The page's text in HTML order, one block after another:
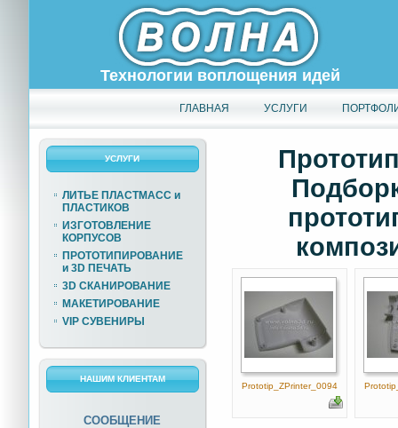
Технологии воплощения идей
ГЛАВНАЯ УСЛУГИ
УСЛУГИ
ЛИТЬЕ ПЛАСТМАСС и
ПЛАСТИКОВ
ИЗГОТОВЛЕНИЕ
КОРПУСОВ
ПРОТОТИПИРОВАНИЕ
и 3D ПЕЧАТЬ
3D СКАНИРОВАНИЕ
МАКЕТИРОВАНИЕ
VIP СУВЕНИРЫ
НАШИМ КЛИЕНТАМ
СООБЩЕНИЕ
Prototip_ZPrinter_0094